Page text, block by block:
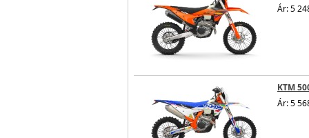
Ár: 5
KTM
Ár: 5